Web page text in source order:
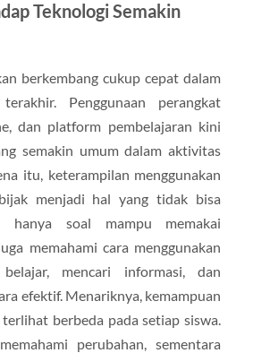
Teknologi Semakin
berkembang cukup cepat dalam
Penggunaan perangkat
dan platform pembelajaran kini
semakin umum dalam aktivitas
itu, keterampilan menggunakan
menjadi hal yang tidak bisa
hanya soal mampu memakai
memahami cara menggunakan
mencari informasi, dan
efektif. Menariknya, kemampuan
berbeda pada setiap siswa.
perubahan, sementara